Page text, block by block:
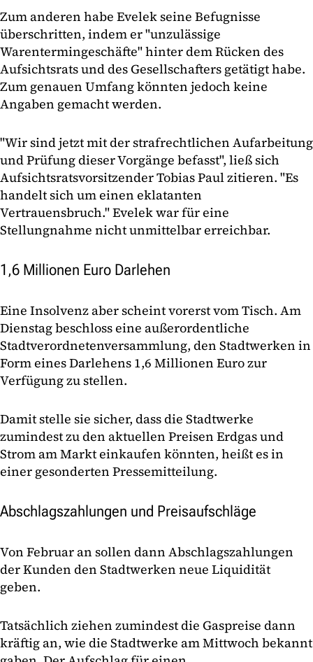
Zum anderen habe Evelek seine Befugnisse
überschritten, indem er "unzulässige
Warentermingeschäfte" hinter dem Rücken des
Aufsichtsrats und des Gesellschafters getätigt habe.
Zum genauen Umfang könnten jedoch keine
Angaben gemacht werden.
"Wir sind jetzt mit der strafrechtlichen Aufarbeitung
und Prüfung dieser Vorgänge befasst", ließ sich
Aufsichtsratsvorsitzender Tobias Paul zitieren. "Es
handelt sich um einen eklatanten
Vertrauensbruch." Evelek war für eine
Stellungnahme nicht unmittelbar erreichbar.
1,6 Millionen Euro Darlehen
Eine Insolvenz aber scheint vorerst vom Tisch. Am
Dienstag beschloss eine außerordentliche
Stadtverordnetenversammlung, den Stadtwerken in
Form eines Darlehens 1,6 Millionen Euro zur
Verfügung zu stellen.
Damit stelle sie sicher, dass die Stadtwerke
zumindest zu den aktuellen Preisen Erdgas und
Strom am Markt einkaufen könnten, heißt es in
einer gesonderten Pressemitteilung.
Abschlagszahlungen und Preisaufschläge
Von Februar an sollen dann Abschlagszahlungen
der Kunden den Stadtwerken neue Liquidität
geben.
Tatsächlich ziehen zumindest die Gaspreise dann
kräftig an, wie die Stadtwerke am Mittwoch bekannt